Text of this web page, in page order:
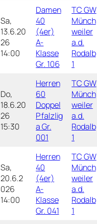
Sa,
13.6.20
26
14:00
Damen
40
(4er)
A-
Klasse
Gr. 106
TC GW
Münch
weiler
a.d.
Rodalb
1
Do,
18.6.20
26
15:30
Herren
60
Doppel
Pfalzlig
a Gr.
001
TC GW
Münch
weiler
a.d.
Rodalb
1
Sa,
20.6.2
026
14:00
Herren
40
(4er)
A-
Klasse
Gr. 041
TC GW
Münch
weiler
a.d.
Rodalb
1